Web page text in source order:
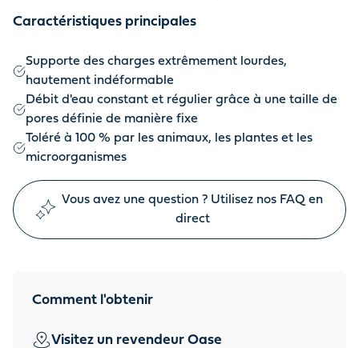
Caractéristiques principales
Supporte des charges extrêmement lourdes,
hautement indéformable
Débit d'eau constant et régulier grâce à une taille de
pores définie de manière fixe
Toléré à 100 % par les animaux, les plantes et les
microorganismes
Vous avez une question ? Utilisez nos FAQ en
direct
Comment l'obtenir
Visitez un revendeur Oase